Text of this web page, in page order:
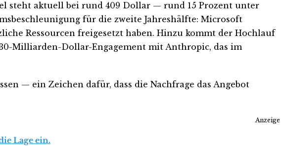
steht aktuell bei rund 409 Dollar — rund 15 Prozent unter
für die zweite Jahreshälfte: Microsoft
Ressourcen freigesetzt haben. Hinzu kommt der Hochlauf
Milliarden-Dollar-Engagement mit Anthropic, das im
— ein Zeichen dafür, dass die Nachfrage das Angebot
Anzeige
Lage ein.